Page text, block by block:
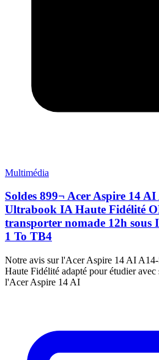
Multimédia
Soldes 899¬ Acer Aspire 14
Ultrabook IA Haute Fidélité
transporter nomade 12h sous
1 To TB4
Notre avis sur l'Acer Aspire 14 AI
Haute Fidélité adapté pour étudier avec
l'Acer Aspire 14 AI